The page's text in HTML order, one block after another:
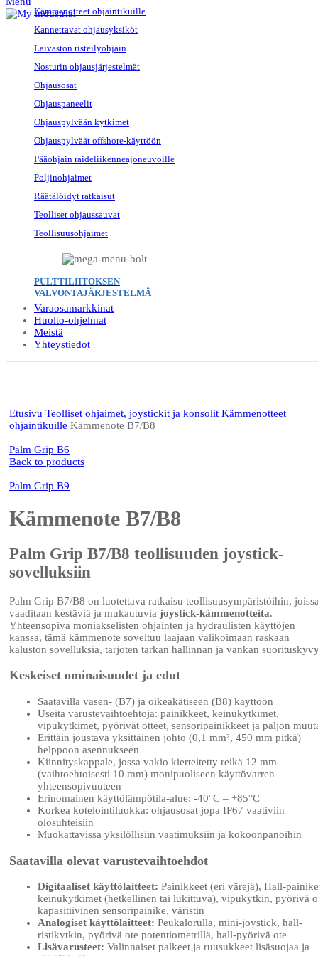
Kämmenotteet ohjaintikuille
Kannettavat ohjausyksiköt
Laivaston risteilyohjain
Nosturin ohjausjärjestelmät
Ohjausosat
Ohjauspaneelit
Ohjauspylvään kytkimet
Ohjauspylväät offshore-käyttöön
Pääohjain raideliikenneajoneuvoille
Poljinohjaimet
Räätälöidyt ratkaisut
Teolliset ohjaussauvat
Teollisuusohjaimet
PULTTILIITOKSEN
VALVONTAJÄRJESTELMÄ
Varaosamarkkinat
Huolto-ohjelmat
Meistä
Yhteystiedot
Etusivu Teolliset ohjaimet, joystickit ja konsolit Kämmenotteet
ohjaintikuille Kämmenote B7/B8
Palm Grip B6
Back to products
Palm Grip B9
Kämmenote B7/B8
Palm Grip B7/B8 teollisuuden joystick-
sovelluksiin
Palm Grip B7/B8 on luotettava ratkaisu teollisuusympäristöihin,
vaaditaan kestäviä ja mukautuvia joystick-kämmenotteita.
Yhteensopiva moniakselisten ohjainten ja hydraulisten käyttöjen
kanssa, tämä kämmenote soveltuu laajaan valikoimaan raskaan
kaluston sovelluksia, tarjoten tarkan hallinnan ja vankan
Keskeiset ominaisuudet ja edut
Saatavilla vasen- (B7) ja oikeakätiseen (B8) käyttöön
Useita varustevaihtoehtoja: painikkeet, keinukytkimet,
vipukytkimet, pyörivät otteet, sensoripainikkeet ja paljon
Erittäin joustava yksittäinen johto (0,1 mm², 450 mm pitkä)
helppoon asennukseen
Kiinnityskappale, jossa vakio kierteitetty reikä 12 mm
(vaihtoehtoisesti 10 mm) monipuoliseen käyttövarren
yhteensopivuuteen
Erinomainen käyttölämpötila-alue: -40°C – +85°C
Korkea kotelointiluokka: ohjausosat jopa IP67 vaativiin
olosuhteisiin
Muokattavissa yksilöllisiin vaatimuksiin ja kokoonpanoihin
Saatavilla olevat varustevaihtoehdot
Digitaaliset käyttölaitteet: Painikkeet (eri värejä), Hall-
keinukytkimet (hetkellinen tai lukittuva), vipukytkin, pyörivä
kapasitiivinen sensoripainike, väristin
Analogiset käyttölaitteet: Peukalorulla, mini-joystick, hall-
ristikytkin, pyörivä ote potentiometrillä, hall-pyörivä ote
Lisävarusteet: Valinnaiset palkeet ja ruusukkeet lisäsuojaa ja